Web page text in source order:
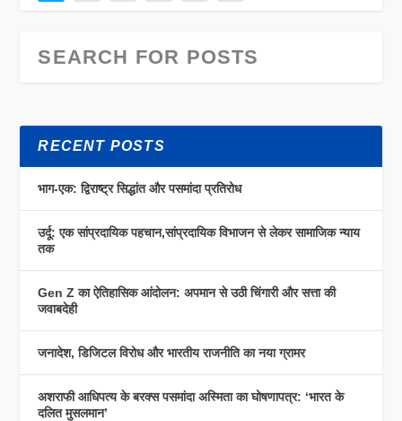
RECENT POSTS
भाग-एक: द्विराष्ट्र सिद्धांत और पसमांदा प्रतिरोध
उर्दू: एक सांप्रदायिक पहचान,सांप्रदायिक विभाजन से लेकर सामाजिक न्याय
तक
Gen Z का ऐतिहासिक आंदोलन: अपमान से उठी चिंगारी और सत्ता की
जवाबदेही
जनादेश, डिजिटल विरोध और भारतीय राजनीति का नया ग्रामर
अशराफी आधिपत्य के बरक्स पसमांदा अस्मिता का घोषणापत्र: ‘भारत के
दलित मुसलमान’